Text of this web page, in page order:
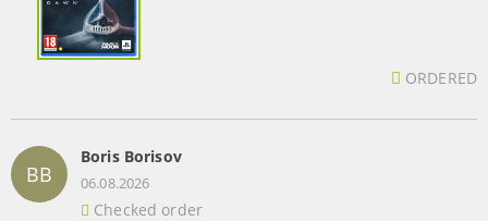
ORDERED
BB
Boris Borisov
06.08.2026
Checked order